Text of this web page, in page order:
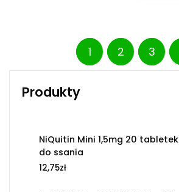
1 2 3
Produkty
NiQuitin Mini 1,5mg 20 tabletek
do ssania
12,75zł